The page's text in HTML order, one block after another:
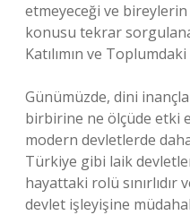
etmeyeceği ve bireylerin
konusu tekrar
Katılımın ve
Günümüzde, dini
birbirine ne ölçüde etki
modern devletlerde
Türkiye gibi laik
hayattaki rolü
devlet işleyişine